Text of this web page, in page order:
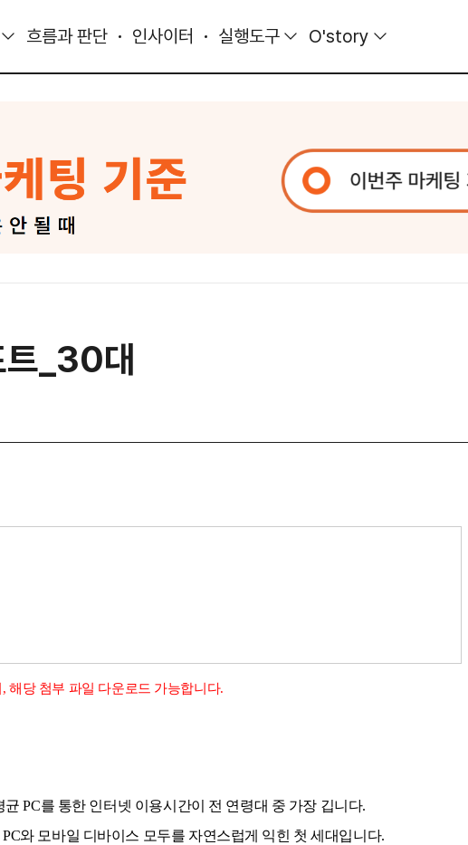
흐름과 판단 인사이터 실행도구 O'story
_30대
해당 첨부 파일 다운로드 가능합니다.
PC를 통한 인터넷 이용시간이 전 연령대 중 가장 깁니다.
와 모바일 디바이스 모두를 자연스럽게 익힌 첫 세대입니다.